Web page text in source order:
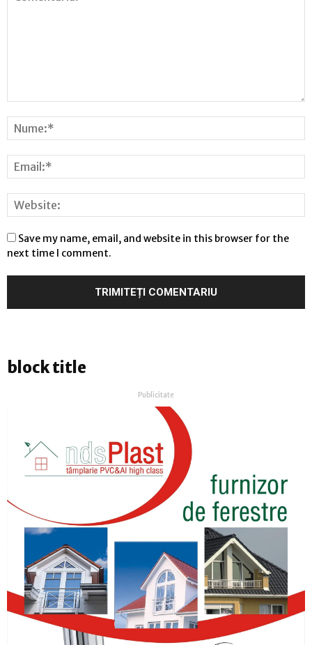
Save my name, email, and website in this browser for the
next time I comment.
block title
Publicitate